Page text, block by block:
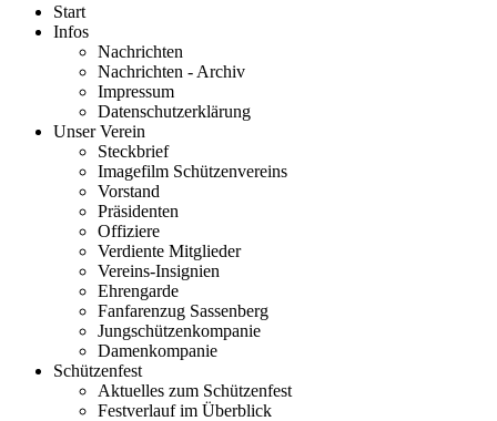
Start
Infos
Nachrichten
Nachrichten - Archiv
Impressum
Datenschutzerklärung
Unser Verein
Steckbrief
Imagefilm Schützenvereins
Vorstand
Präsidenten
Offiziere
Verdiente Mitglieder
Vereins-Insignien
Ehrengarde
Fanfarenzug Sassenberg
Jungschützenkompanie
Damenkompanie
Schützenfest
Aktuelles zum Schützenfest
Festverlauf im Überblick